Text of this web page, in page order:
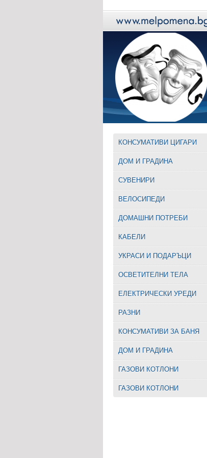
КОНСУМАТИВИ ЦИГАРИ
ДОМ И ГРАДИНА
СУВЕНИРИ
ВЕЛОСИПЕДИ
ДОМАШНИ ПОТРЕБИ
КАБЕЛИ
УКРАСИ И ПОДАРЪЦИ
ОСВЕТИТЕЛНИ ТЕЛА
EЛЕКТРИЧЕСКИ УРЕДИ
РАЗНИ
КОНСУМАТИВИ ЗА БАНЯ
ДОМ И ГРАДИНА
ГАЗОВИ КОТЛОНИ
ГАЗОВИ КОТЛОНИ